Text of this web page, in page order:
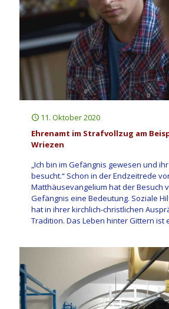
11. Oktober 2020
Ehrenamt im Strafvollzug am
Wriezen
„Ich bin im Gefängnis gewesen und
besucht.“ Schon in der Endzeitrede
Matthäusevangelium hat der Besuch
Gefängnis eine Bedeutung. Soziale
hat in ihrer kirchlich-christlichen
Tradition. Das Leben hinter Gittern ist